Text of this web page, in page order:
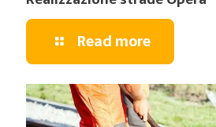
Read more